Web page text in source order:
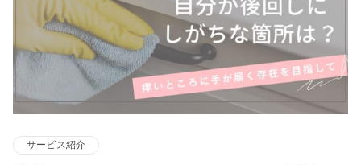
サービス紹介